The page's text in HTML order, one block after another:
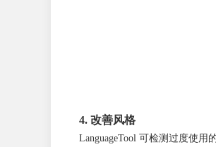
4. 改善风格
LanguageTool 可检测过度使